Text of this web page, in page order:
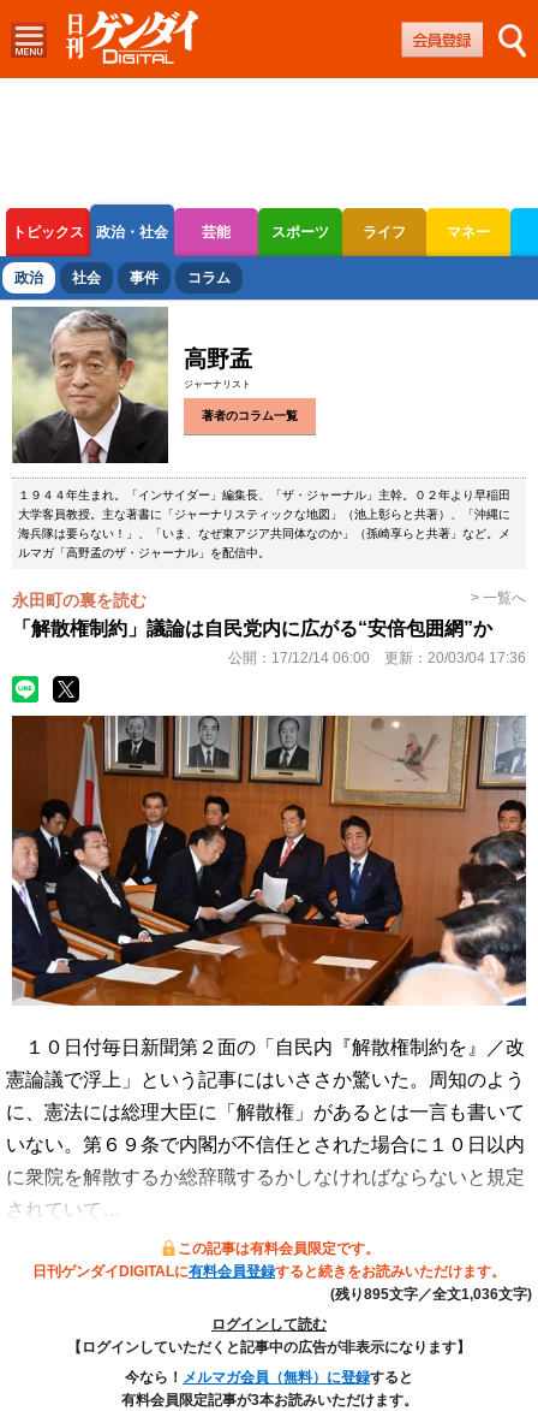
トピックス 政治・社会 芸能 スポーツ ライフ マネー
ボートレース 競輪 オートレース
政治 社会 事件 コラム
高野孟
ジャーナリスト
著者のコラム一覧
１９４４年生まれ。「インサイダー」編集長、「ザ・ジャーナル」主幹。０２年より早稲田
大学客員教授。主な著書に「ジャーナリスティックな地図」（池上彰らと共著）、「沖縄に
海兵隊は要らない！」、「いま、なぜ東アジア共同体なのか」（孫崎享らと共著」など。メ
ルマガ「高野孟のザ・ジャーナル」を配信中。
永田町の裏を読む > 一覧へ
「解散権制約」議論は自民党内に広がる“安倍包囲網”か
公開： 17/12/14 06:00 更新： 20/03/04 17:36
１０日付毎日新聞第２面の「自民内『解散権制約を』／改
憲論議で浮上」という記事にはいささか驚いた。周知のよう
に、憲法には総理大臣に「解散権」があるとは一言も書いて
いない。第６９条で内閣が不信任とされた場合に１０日以内
に衆院を解散するか総辞職するかしなければならないと規定
されていて…
この記事は有料会員限定です。
日刊ゲンダイDIGITALに有料会員登録すると続きをお読みいただけます。
(残り895文字／全文1,036文字)
ログインして読む
【ログインしていただくと記事中の広告が非表示になります】
今なら！ メルマガ会員（無料）に登録すると
有料会員限定記事が3本お読みいただけます。